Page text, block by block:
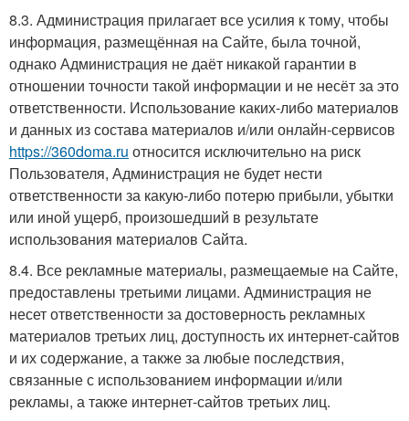
8.3. Администрация прилагает все усилия к тому, чтобы
информация, размещённая на Сайте, была точной,
однако Администрация не даёт никакой гарантии в
отношении точности такой информации и не несёт за это
ответственности. Использование каких-либо материалов
и данных из состава материалов и/или онлайн-сервисов
https://360doma.ru относится исключительно на риск
Пользователя, Администрация не будет нести
ответственности за какую-либо потерю прибыли, убытки
или иной ущерб, произошедший в результате
использования материалов Сайта.
8.4. Все рекламные материалы, размещаемые на Сайте,
предоставлены третьими лицами. Администрация не
несет ответственности за достоверность рекламных
материалов третьих лиц, доступность их интернет-сайтов
и их содержание, а также за любые последствия,
связанные с использованием информации и/или
рекламы, а также интернет-сайтов третьих лиц.